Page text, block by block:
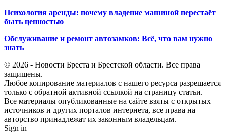
Психология аренды: почему владение машиной перестаёт
быть ценностью
Обслуживание и ремонт автозамков: Всё, что вам нужно
знать
© 2026 - Новости Бреста и Брестской области. Все права
защищены.
Любое копирование материалов с нашего ресурса разрешается
только с обратной активной ссылкой на страницу статьи.
Все материалы опубликованные на сайте взяты с открытых
источников и других порталов интернета, все права на
авторство принадлежат их законным владельцам.
Sign in